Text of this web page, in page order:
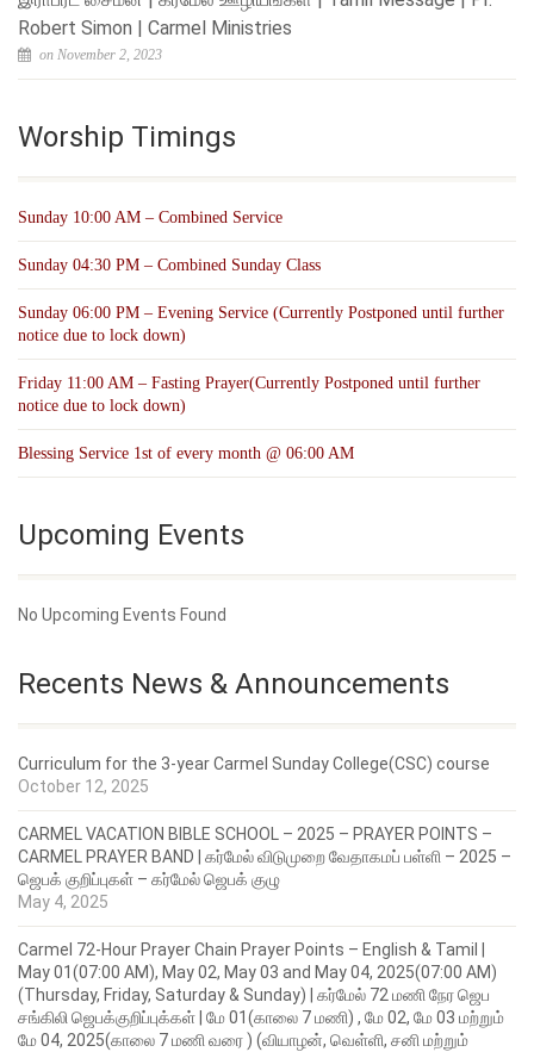
Robert Simon | Carmel Ministries
on November 2, 2023
Worship Timings
Sunday 10:00 AM – Combined Service
Sunday 04:30 PM – Combined Sunday Class
Sunday 06:00 PM – Evening Service (Currently Postponed until further
notice due to lock down)
Friday 11:00 AM – Fasting Prayer(Currently Postponed until further
notice due to lock down)
Blessing Service 1st of every month @ 06:00 AM
Upcoming Events
No Upcoming Events Found
Recents News & Announcements
Curriculum for the 3-year Carmel Sunday College(CSC) course
October 12, 2025
CARMEL VACATION BIBLE SCHOOL – 2025 – PRAYER POINTS –
CARMEL PRAYER BAND | கர்மேல் விடுமுறை வேதாகமப் பள்ளி – 2025 –
ஜெபக் குறிப்புகள் – கர்மேல் ஜெபக் குழு
May 4, 2025
Carmel 72-Hour Prayer Chain Prayer Points – English & Tamil |
May 01(07:00 AM), May 02, May 03 and May 04, 2025(07:00 AM)
(Thursday, Friday, Saturday & Sunday) | கர்மேல் 72 மணி நேர ஜெப
சங்கிலி ஜெபக்குறிப்புக்கள் | மே 01(காலை 7 மணி) , மே 02, மே 03 மற்றும்
மே 04, 2025(காலை 7 மணி வரை ) (வியாழன், வெள்ளி, சனி மற்றும்